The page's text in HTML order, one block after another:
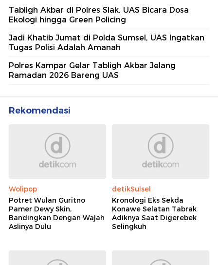
Tabligh Akbar di Polres Siak, UAS Bicara Dosa
Ekologi hingga Green Policing
Jadi Khatib Jumat di Polda Sumsel, UAS Ingatkan
Tugas Polisi Adalah Amanah
Polres Kampar Gelar Tabligh Akbar Jelang
Ramadan 2026 Bareng UAS
Rekomendasi
Wolipop
Potret Wulan Guritno
Pamer Dewy Skin,
Bandingkan Dengan Wajah
Aslinya Dulu
detikSulsel
Kronologi Eks Sekda
Konawe Selatan Tabrak
Adiknya Saat Digerebek
Selingkuh